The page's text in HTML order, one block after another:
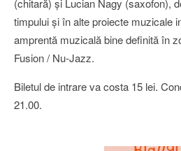
(chitară) şi Lucian Nagy (saxofon),
timpului şi în alte proiecte muzicale
amprentă muzicală bine definită în
Fusion / Nu-Jazz.
Biletul de intrare va costa 15 lei.
21.00.